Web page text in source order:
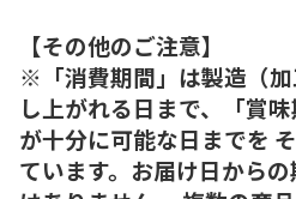
【その他のご注意】
※「消費期間」は製造（
し上がれる日まで、「賞
が十分に可能な日までを
ています。お届け日から